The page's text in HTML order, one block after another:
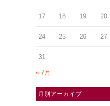
17 18 19 20
24 25 26 27
31
« 7月
月別アーカイブ